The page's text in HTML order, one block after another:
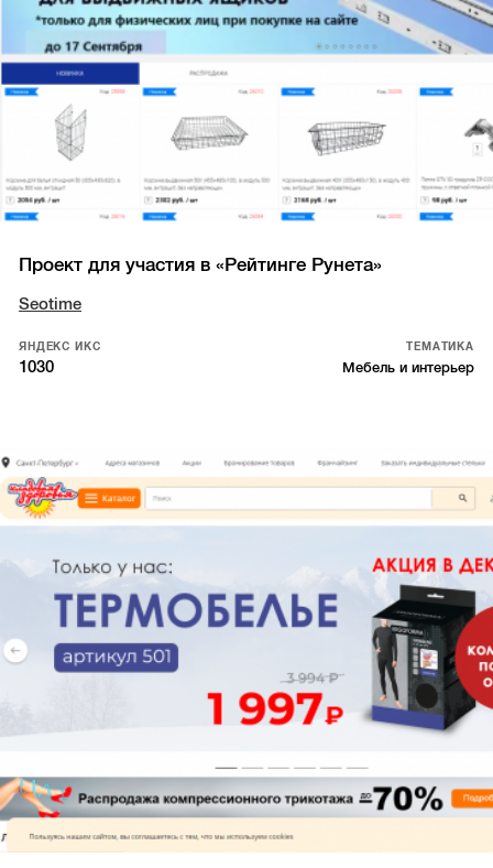
Проект для участия в «Рейтинге Рунета»
Seotime
ЯНДЕКС ИКС
1030
ТЕМАТИКА
Мебель и интерьер